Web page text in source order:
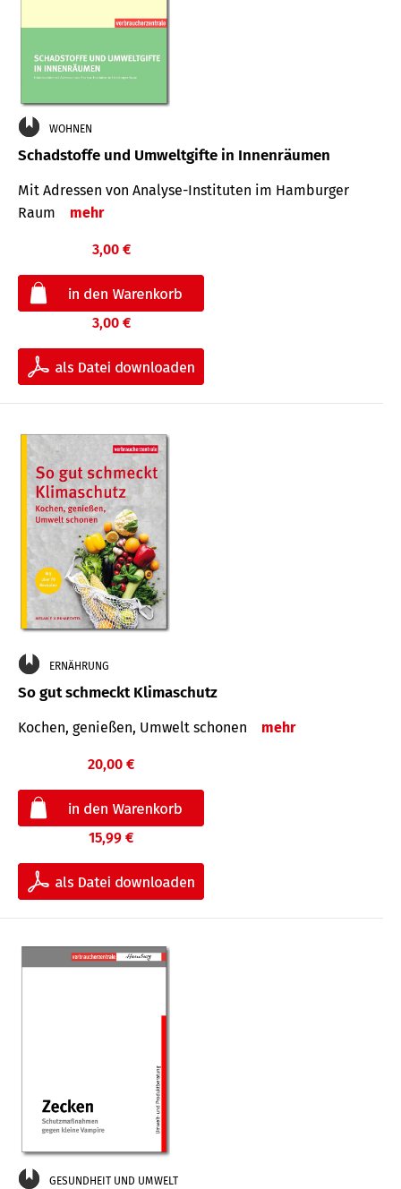
WOHNEN
Schadstoffe und Umweltgifte in Innenräumen
Mit Adressen von Analyse-Insti­tuten im Hamburger
Raum
mehr
3,00 €
3,00 €
ERNÄHRUNG
So gut schmeckt Klimaschutz
Kochen, genießen, Umwelt schonen mehr
20,00 €
15,99 €
GESUNDHEIT UND UMWELT